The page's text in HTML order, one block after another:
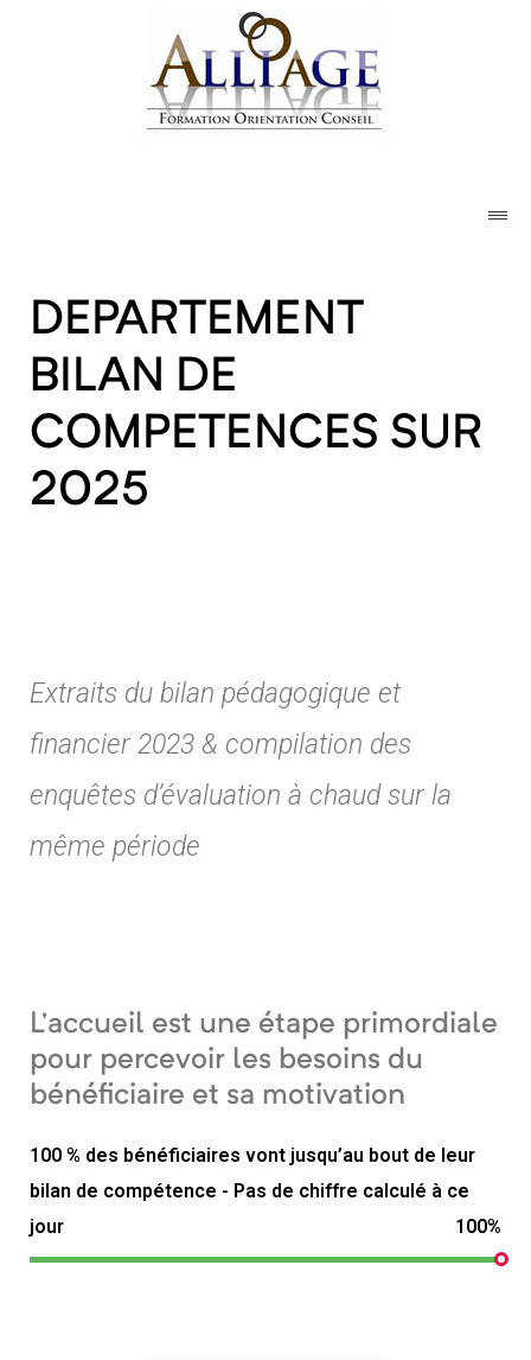
DEPARTEMENT
BILAN DE
COMPETENCES SUR
2025
Extraits du bilan pédagogique et
financier 2023 & compilation des
enquêtes d’évaluation à chaud sur la
même période
L’accueil est une étape primordiale
pour percevoir les besoins du
bénéficiaire et sa motivation
100 % des bénéficiaires vont jusqu’au bout de leur
bilan de compétence - Pas de chiffre calculé à ce
jour
100%